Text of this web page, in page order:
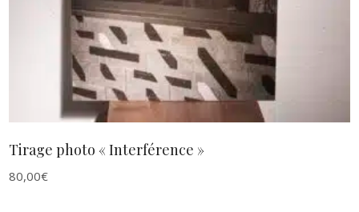
Tirage photo « Interférence »
80,00€